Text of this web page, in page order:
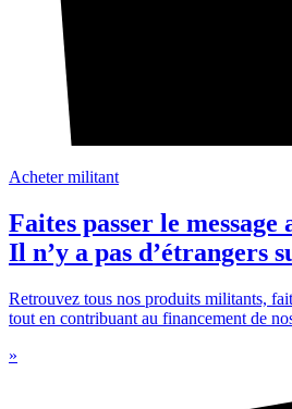
Acheter militant
Faites passer le
Il n’y a pas d’étrangers
Retrouvez tous nos produits militants,
tout en contribuant au financement de
»